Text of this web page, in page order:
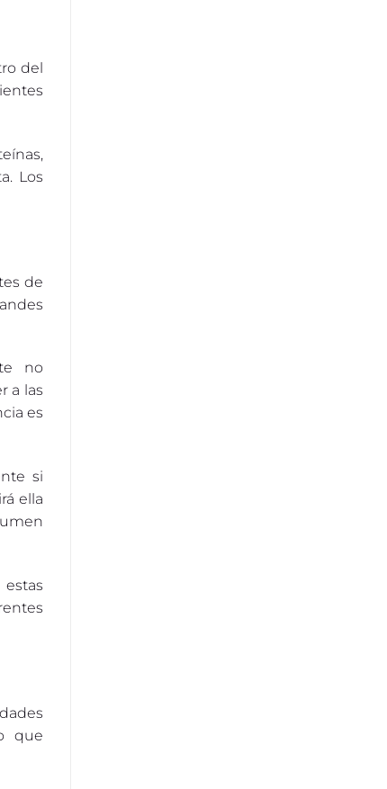
del
Los
de
no
a las
es
si
ella
que